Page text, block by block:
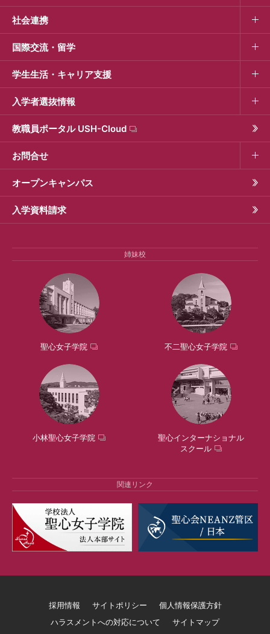
社会連携
国際交流・留学
学生生活・キャリア支援
入学者選抜情報
教職員ポータル USH-Cloud
お問合せ
オープンキャンパス
入学資料請求
姉妹校
聖心女子学院 不二聖心女子学院
小林聖心女子学院
聖心インターナショナル
スクール
関連リンク
採用情報 サイトポリシー
個人情報保護方針
ハラスメントへの対応について
サイトマップ